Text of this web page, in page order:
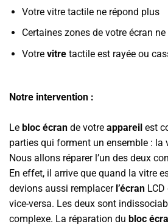
Votre vitre tactile ne répond plus
Certaines zones de votre écran
Votre vitretactile est rayée ou
Notre intervention :
Le bloc écran de votre appareil est
parties qui forment un ensemble : la
Nous allons réparer l’un des deux
En effet, il arrive que quand la vitre
devions aussi remplacer l’écran
vice-versa. Les deux sont
complexe. La réparation du bloc